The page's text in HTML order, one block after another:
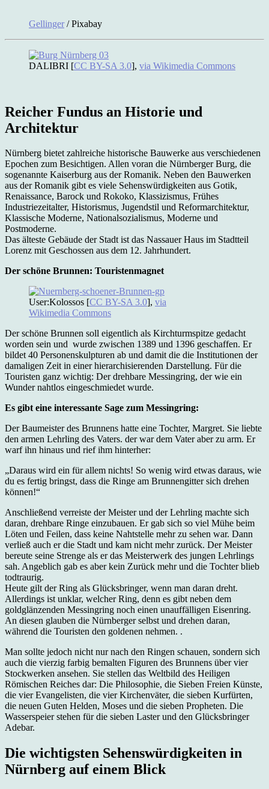
Gellinger / Pixabay
DALIBRI [CC BY-SA 3.0], via Wikimedia Commons
Reicher Fundus an Historie und
Architektur
Nürnberg bietet zahlreiche historische Bauwerke aus verschiedenen
Epochen zum Besichtigen. Allen voran die Nürnberger Burg, die
sogenannte Kaiserburg aus der Romanik. Neben den Bauwerken
aus der Romanik gibt es viele Sehenswürdigkeiten aus Gotik,
Renaissance, Barock und Rokoko, Klassizismus, Frühes
Industriezeitalter, Historismus, Jugendstil und Reformarchitektur,
Klassische Moderne, Nationalsozialismus, Moderne und
Postmoderne.
Das älteste Gebäude der Stadt ist das Nassauer Haus im Stadtteil
Lorenz mit Geschossen aus dem 12. Jahrhundert.
Der schöne Brunnen: Touristenmagnet
User:Kolossos [CC BY-SA 3.0], via
Wikimedia Commons
Der schöne Brunnen soll eigentlich als Kirchturmspitze gedacht
worden sein und wurde zwischen 1389 und 1396 geschaffen. Er
bildet 40 Personenskulpturen ab und damit die die Institutionen der
damaligen Zeit in einer hierarchisierenden Darstellung. Für die
Touristen ganz wichtig: Der drehbare Messingring, der wie ein
Wunder nahtlos eingeschmiedet wurde.
Es gibt eine interessante Sage zum Messingring:
Der Baumeister des Brunnens hatte eine Tochter, Margret. Sie liebte
den armen Lehrling des Vaters. der war dem Vater aber zu arm. Er
warf ihn hinaus und rief ihm hinterher:
„Daraus wird ein für allem nichts! So wenig wird etwas daraus, wie
du es fertig bringst, dass die Ringe am Brunnengitter sich drehen
können!“
Anschließend verreiste der Meister und der Lehrling machte sich
daran, drehbare Ringe einzubauen. Er gab sich so viel Mühe beim
Löten und Feilen, dass keine Nahtstelle mehr zu sehen war. Dann
verließ auch er die Stadt und kam nicht mehr zurück. Der Meister
bereute seine Strenge als er das Meisterwerk des jungen Lehrlings
sah. Angeblich gab es aber kein Zurück mehr und die Tochter blieb
todtraurig.
Heute gilt der Ring als Glücksbringer, wenn man daran dreht.
Allerdings ist unklar, welcher Ring, denn es gibt neben dem
goldglänzenden Messingring noch einen unauffälligen Eisenring.
An diesen glauben die Nürnberger selbst und drehen daran,
während die Touristen den goldenen nehmen. .
Man sollte jedoch nicht nur nach den Ringen schauen, sondern sich
auch die vierzig farbig bemalten Figuren des Brunnens über vier
Stockwerken ansehen. Sie stellen das Weltbild des Heiligen
Römischen Reiches dar: Die Philosophie, die Sieben Freien Künste,
die vier Evangelisten, die vier Kirchenväter, die sieben Kurfürten,
die neuen Guten Helden, Moses und die sieben Propheten. Die
Wasserspeier stehen für die sieben Laster und den Glücksbringer
Adebar.
Die wichtigsten Sehenswürdigkeiten in
Nürnberg auf einem Blick